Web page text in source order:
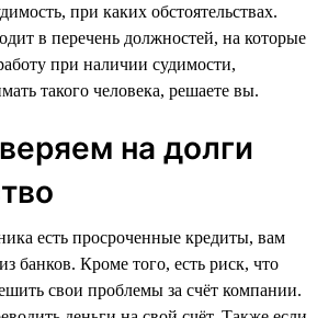
при каких обстоятельствах.
в перечень должностей, на которые
при наличии судимости,
такого человека, решаете вы.
на долги
есть просроченные кредиты, вам
банков. Кроме того, есть риск, что
свои проблемы за счёт компании.